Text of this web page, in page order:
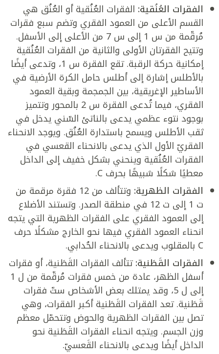
الفقرات العُنُقية: الفقرات العُنُقية أو العُنُق هي
القسم الأعلى من العمود الفقري وتضم سبع فقرات
مُرقّمة من س 1 إلى س 7 من الأعلى إلى الأسفل.
وتتيح الفقرتان الأولى والثانية من الفقرات العُنُقية
إمكانية حركة الرقبة. تقع الفقرة س 1، وتدعى أيضًا
بالأطلس إشارة إلى أطلس حامل الكرة الأرضية في
الأساطير الإغريقية، بين الجمجمة وبقية العمود
الفقري، فيما تُدعى الفقرة س 2 بالمحور وتتميز
بوجود نتوء عظمي يدعى بالناتئ السّني يدخل في
ثقب الأطلس ويسمح باستدارة العُنُق. ويوجد الانحناء
الفقريّ الأول الذي يدعى بالانحناء القعسي في
الفقرات العُنُقية وينحني بشكل خفيف إلى الداخل
معطيًا شكلًا شبيهًا بحرف C.
الفقرات الظهرية:
وتتألف من 12 فقرة مرقمة من
ت 1 إلى ت 12 في منطقة الصدر. وتستند الأضلاع
إلى العمود الفقري على الفقرات الظهرية التي يتجه
انحناء العمود الفقري فيها نحو الخارج مشكلًا حرف
C بالمقلوب ويدعى بالانحناء الحُدابي.
الفقرات القَطَنية:تتألف الفقرات القَطَنية، أو فقرات
أسفل الظهر، عادة من خمس فقرات مُرقّمة من ل 1
إلى ل 5، وقد يمتلك بعض الأشخاص ستّ فقرات
قَطَنية. تعد الفقرات القَطَنية أكبر الفقرات، وهي
تصل بين الفقرات الظهرية والحوض وتتحمّل معظم
وزن الجسم. ويتجه انحناء الفقرات القَطَنية نحو
الداخل أيضًا ويدعى بالانحناء القَعسيّ.